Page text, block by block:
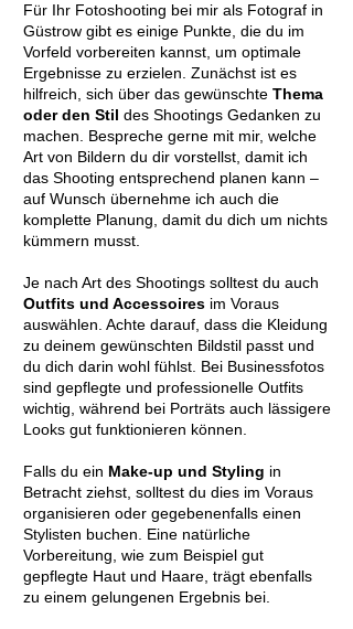
Für Ihr Fotoshooting bei mir als Fotograf in
Güstrow gibt es einige Punkte, die du im
Vorfeld vorbereiten kannst, um optimale
Ergebnisse zu erzielen. Zunächst ist es
hilfreich, sich über das gewünschte Thema
oder den Stil des Shootings Gedanken zu
machen. Bespreche gerne mit mir, welche
Art von Bildern du dir vorstellst, damit ich
das Shooting entsprechend planen kann –
auf Wunsch übernehme ich auch die
komplette Planung, damit du dich um nichts
kümmern musst.
Je nach Art des Shootings solltest du auch
Outfits und Accessoires im Voraus
auswählen. Achte darauf, dass die Kleidung
zu deinem gewünschten Bildstil passt und
du dich darin wohl fühlst. Bei Businessfotos
sind gepflegte und professionelle Outfits
wichtig, während bei Porträts auch lässigere
Looks gut funktionieren können.
Falls du ein Make-up und Styling in
Betracht ziehst, solltest du dies im Voraus
organisieren oder gegebenenfalls einen
Stylisten buchen. Eine natürliche
Vorbereitung, wie zum Beispiel gut
gepflegte Haut und Haare, trägt ebenfalls
zu einem gelungenen Ergebnis bei.